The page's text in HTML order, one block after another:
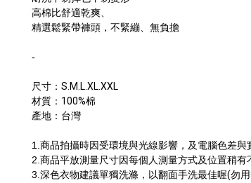
高棉比舒適乾爽、
精選鬆緊帶褲頭，不緊繃、無負擔
-
尺寸： S.M.L.XL.XXL
材質： 100%棉
產地：台灣
1. 商品拍攝時因受環境與光線影響，及電腦色差與
2. 商品平放測量尺寸因每個人測量方式及位置稍有
3. 深色衣物建議單獨洗滌，以翻面手洗最佳喔(勿